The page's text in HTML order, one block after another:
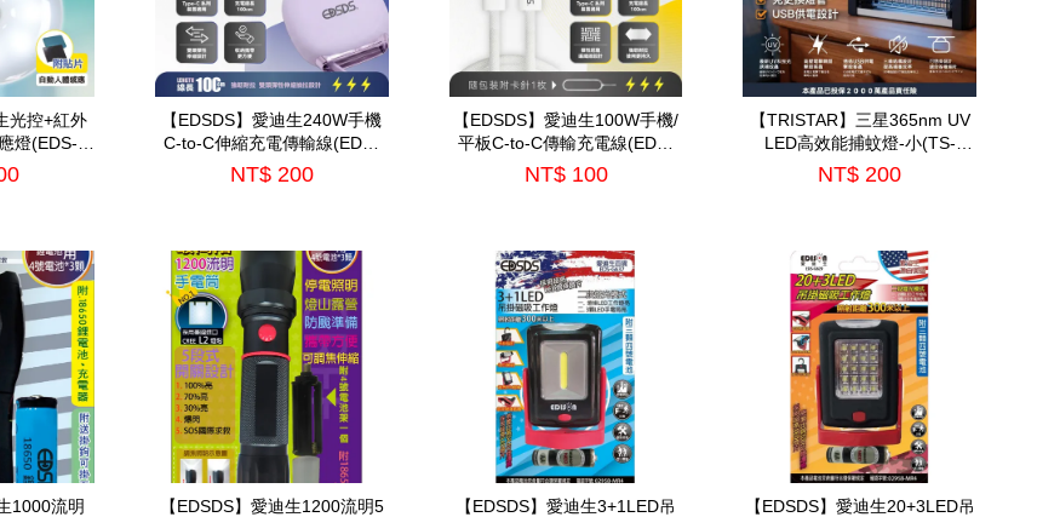
光控+紅外
燈(EDS-
【EDSDS】愛迪生240W手機
C-to-C伸縮充電傳輸線(EDS-
J943)
NT$ 200
【EDSDS】愛迪生100W手機/
平板C-to-C傳輸充電線(EDS-
J942)
NT$ 100
【TRISTAR】三星365nm UV
LED高效能捕蚊燈-小(TS-
MN08)
NT$ 200
1000流明
【EDSDS】愛迪生1200流明5
【EDSDS】愛迪生3+1LED吊
【EDSDS】愛迪生20+3LED吊